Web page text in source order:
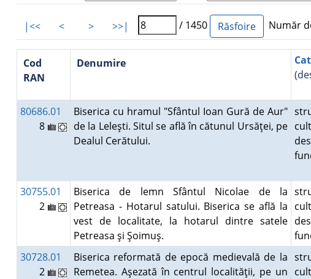
|<< < > >>| / 1450 Număr
Cod
RAN
Denumire
80686.01
8
Biserica cu hramul "Sfântul Ioan Gură de Aur"
de la Leleşti. Situl se află în cătunul Ursăţei, pe
Dealul Cerătului.
30755.01
2
Biserica de lemn Sfântul Nicolae de la
Petreasa - Hotarul satului. Biserica se află la
vest de localitate, la hotarul dintre satele
Petreasa şi Şoimuş.
30728.01
2
Biserica reformată de epocă medievală de la
Remetea. Aşezată în centrul localităţii, pe un